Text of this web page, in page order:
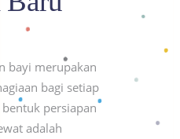
bayi merupakan
bagi setiap
persiapan
adalah